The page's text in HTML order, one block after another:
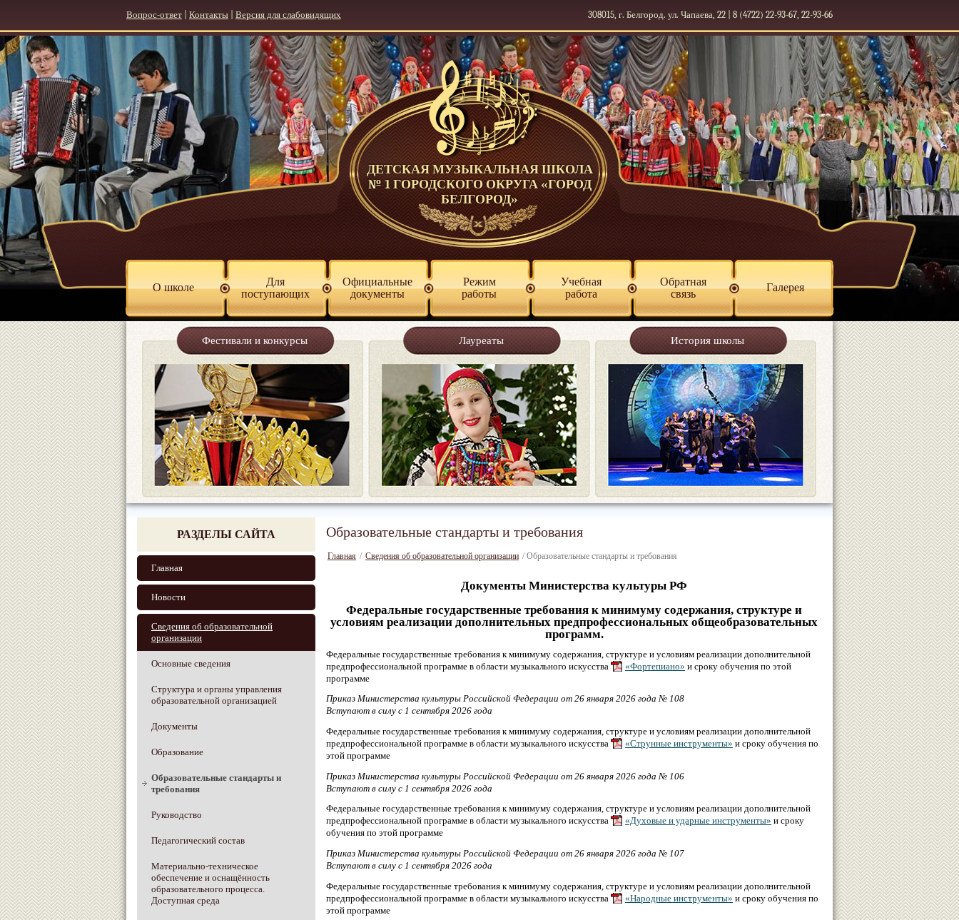
ДЕТСКАЯ МУЗЫКАЛЬНАЯ ШКОЛА
№ 1 ГОРОДСКОГО ОКРУГА «ГОРОД
БЕЛГОРОД»
Вопрос-ответ Контакты Версия для слабовидящих 308015, г. Белгород. ул. Чапаева, 22 | 8 (4722) 22-93-67, 22-93-66
О школе
Для
поступающих
Официальные
документы
Режим
работы
Учебная
работа
Обратная
связь
Галерея
Фестивали и конкурсы Лауреаты История школы
РАЗДЕЛЫ САЙТА
Главная
Новости
Сведения об образовательной
организации
Основные сведения
Структура и органы управления
образовательной организацией
Документы
Образование
Образовательные стандарты и
требования
Руководство
Педагогический состав
Материально-техническое
обеспечение и оснащённость
образовательного процесса.
Доступная среда
Образовательные стандарты и требования
Главная / Сведения об образовательной организации / Образовательные стандарты и требования
Документы Министерства культуры РФ
Федеральные государственные требования к минимуму содержания, структуре и
условиям реализации дополнительных предпрофессиональных общеобразовательных
программ.
Федеральные государственные требования к минимуму содержания, структуре и условиям реализации дополнительной
предпрофессиональной программе в области музыкального искусства
«Фортепиано» и сроку обучения по этой
программе
Приказ Министерства культуры Российской Федерации от 26 января 2026 года № 108
Вступают в силу с 1 сентября 2026 года
Федеральные государственные требования к минимуму содержания, структуре и условиям реализации дополнительной
предпрофессиональной программе в области музыкального искусства
«Струнные инструменты» и сроку обучения по
этой программе
Приказ Министерства культуры Российской Федерации от 26 января 2026 года № 106
Вступают в силу с 1 сентября 2026 года
Федеральные государственные требования к минимуму содержания, структуре и условиям реализации дополнительной
предпрофессиональной программе в области музыкального искусства
«Духовые и ударные инструменты» и сроку
обучения по этой программе
Приказ Министерства культуры Российской Федерации от 26 января 2026 года № 107
Вступают в силу с 1 сентября 2026 года
Федеральные государственные требования к минимуму содержания, структуре и условиям реализации дополнительной
предпрофессиональной программе в области музыкального искусства
«Народные инструменты» и сроку обучения по
этой программе